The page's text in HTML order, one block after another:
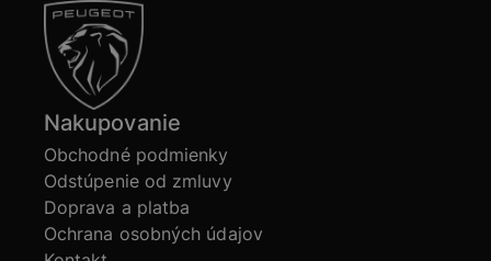
Nakupovanie
Obchodné podmienky
Odstúpenie od zmluvy
Doprava a platba
Ochrana osobných údajov